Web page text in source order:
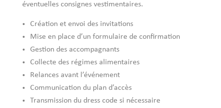
éventuelles consignes vestimentaires.
Création et envoi des invitations
Mise en place d’un formulaire de confirmation
Gestion des accompagnants
Collecte des régimes alimentaires
Relances avant l’événement
Communication du plan d’accès
Transmission du dress code si nécessaire